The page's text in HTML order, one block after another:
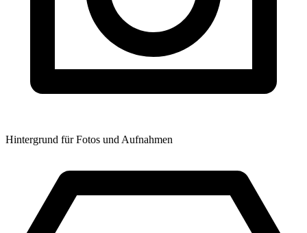
Hintergrund für Fotos und Aufnahmen